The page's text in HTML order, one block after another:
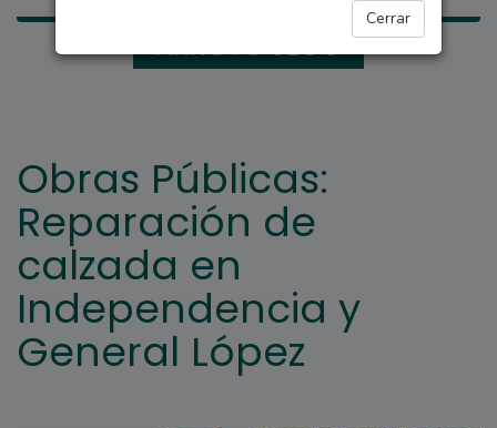
Cerrar
ARROYO SECO
Obras Públicas:
Reparación de
calzada en
Independencia y
General López